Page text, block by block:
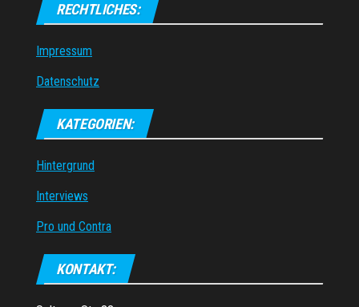
RECHTLICHES:
Impressum
Datenschutz
KATEGORIEN:
Hintergrund
Interviews
Pro und Contra
KONTAKT: